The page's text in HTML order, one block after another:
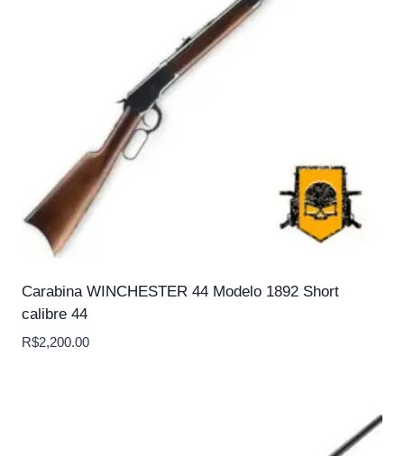
Carabina WINCHESTER 44 Modelo 1892 Short
calibre 44
R$2,200.00